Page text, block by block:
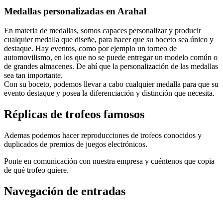
Medallas personalizadas en Arahal
En materia de medallas, somos capaces personalizar y producir
cualquier medalla que diseñe, para hacer que su boceto sea único y
destaque. Hay eventos, como por ejemplo un torneo de
automovilismo, en los que no se puede entregar un modelo común o
de grandes almacenes. De ahí que la personalización de las medallas
sea tan importante.
Con su boceto, podemos llevar a cabo cualquier medalla para que su
evento destaque y posea la diferenciación y distinción que necesita.
Réplicas de trofeos famosos
Ademas podemos hacer reproducciones de trofeos conocidos y
duplicados de premios de juegos electrónicos.
Ponte en comunicación con nuestra empresa y cuéntenos que copia
de qué trofeo quiere.
Navegación de entradas